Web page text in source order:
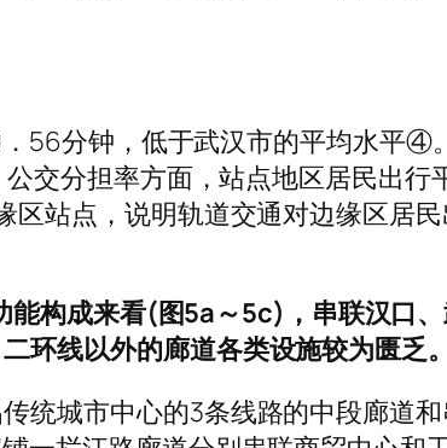
56分钟，低于武汉市的平均水平④
交分担率方面，站点地区居民出行
站点，说明轨道交通对边缘区居
构成来看(图5a～5c)，串联汉口
环线以外的廊道各类设施较为匮乏。
统城市中心的3条线路的中段廊道